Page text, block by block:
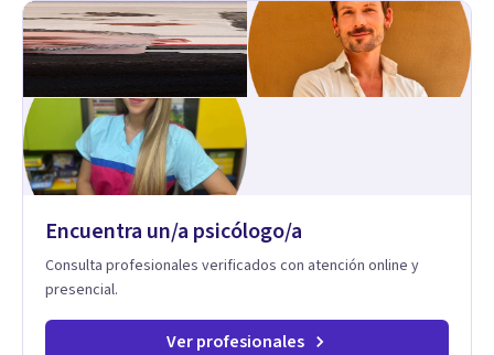
respiración neurodinámica, integrando actualmente la
Psicología Analítica Junguiana. Mi abordaje también incorpora
perspectivas interculturales, ecopsicología y el trabajo
simbólico con el inconsciente, entendiendo que cada
proceso terapéutico es único y requiere una mirada
personalizada.
Encuentra un/a psicólogo/a
Consulta profesionales verificados con atención online y
presencial.
Ver profesionales